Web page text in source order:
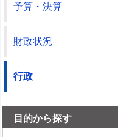
予算・決算
財政状況
行政
目的から探す